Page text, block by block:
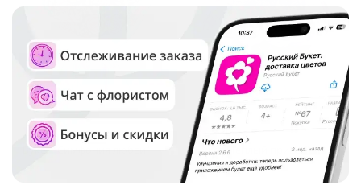
5(627)
Букет "Симфония любви"
4.9(901)
Букет "Теплый привет"
В наличии